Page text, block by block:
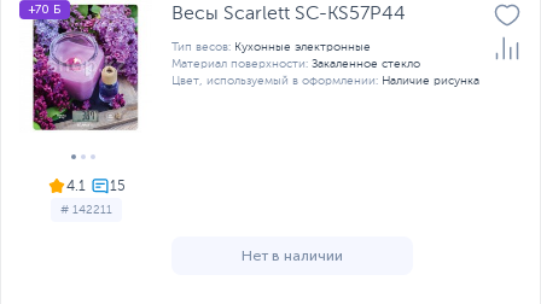
4.1
# 142211
+70 Б Весы Scarlett SC-KS57P44
Тип весов: Кухонные электронные
Материал поверхности: Закаленное стекло
Цвет, используемый в оформлении: Наличие рисунка
Нет в наличии